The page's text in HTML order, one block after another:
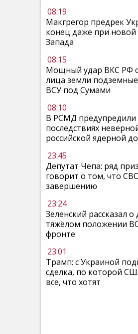
08:19
Макгрегор предрек
конец даже при
Запада
08:15
Мощный удар ВКС РФ
лица земли
ВСУ под Сумами
08:10
В РСМД предупредили
последствиях
российской ядерной
23:45
Депутат Чепа: ряд
говорит о том, что
завершению
23:24
Зеленский рассказал
тяжёлом положении
фронте
23:01
Трамп: с Украиной
сделка, по которой
все, что хотят